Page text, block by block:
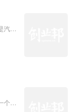
汽车
个审